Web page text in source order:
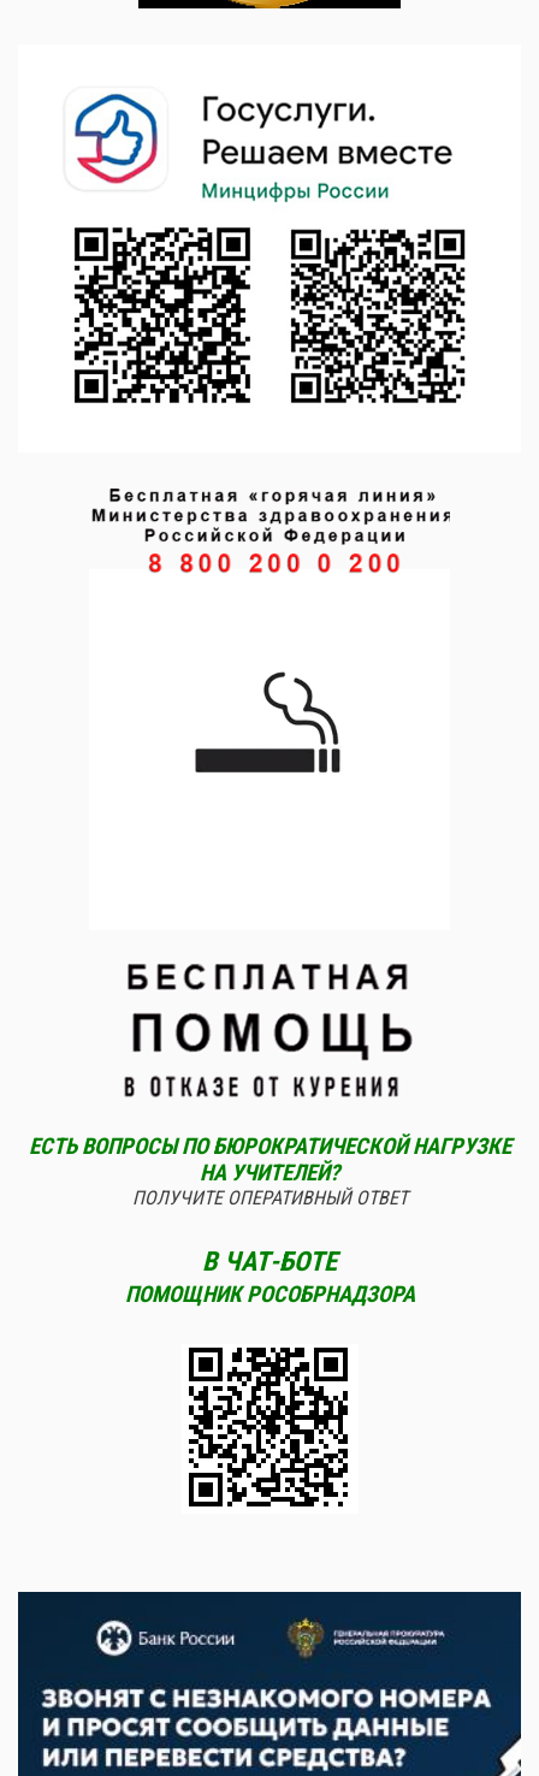
ЕСТЬ ВОПРОСЫ ПО БЮРОКРАТИЧЕСКОЙ НАГРУЗКЕ
НА УЧИТЕЛЕЙ?
ПОЛУЧИТЕ ОПЕРАТИВНЫЙ ОТВЕТ
В ЧАТ-БОТЕ
ПОМОЩНИК РОСОБРНАДЗОРА